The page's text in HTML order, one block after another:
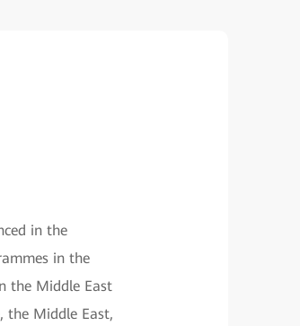
in the
in the
the Middle East
the Middle East,